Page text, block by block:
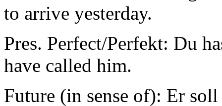
to arrive yesterday.
Pres. Perfect/Perfekt: Du
have called him.
Future (in sense of): Er